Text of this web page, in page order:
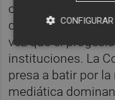
clientelar -en
de euros públicos-
vez que el
instituciones. La
presa a batir por
mediática
CONFIGURAR